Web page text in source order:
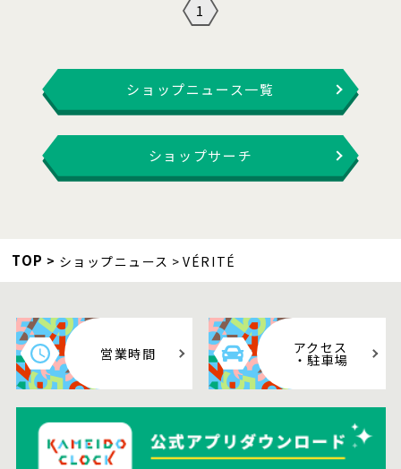
1
ショップニュース一覧
ショップサーチ
TOP ショップニュース VÉRITÉ
営業時間 アクセス
・駐車場